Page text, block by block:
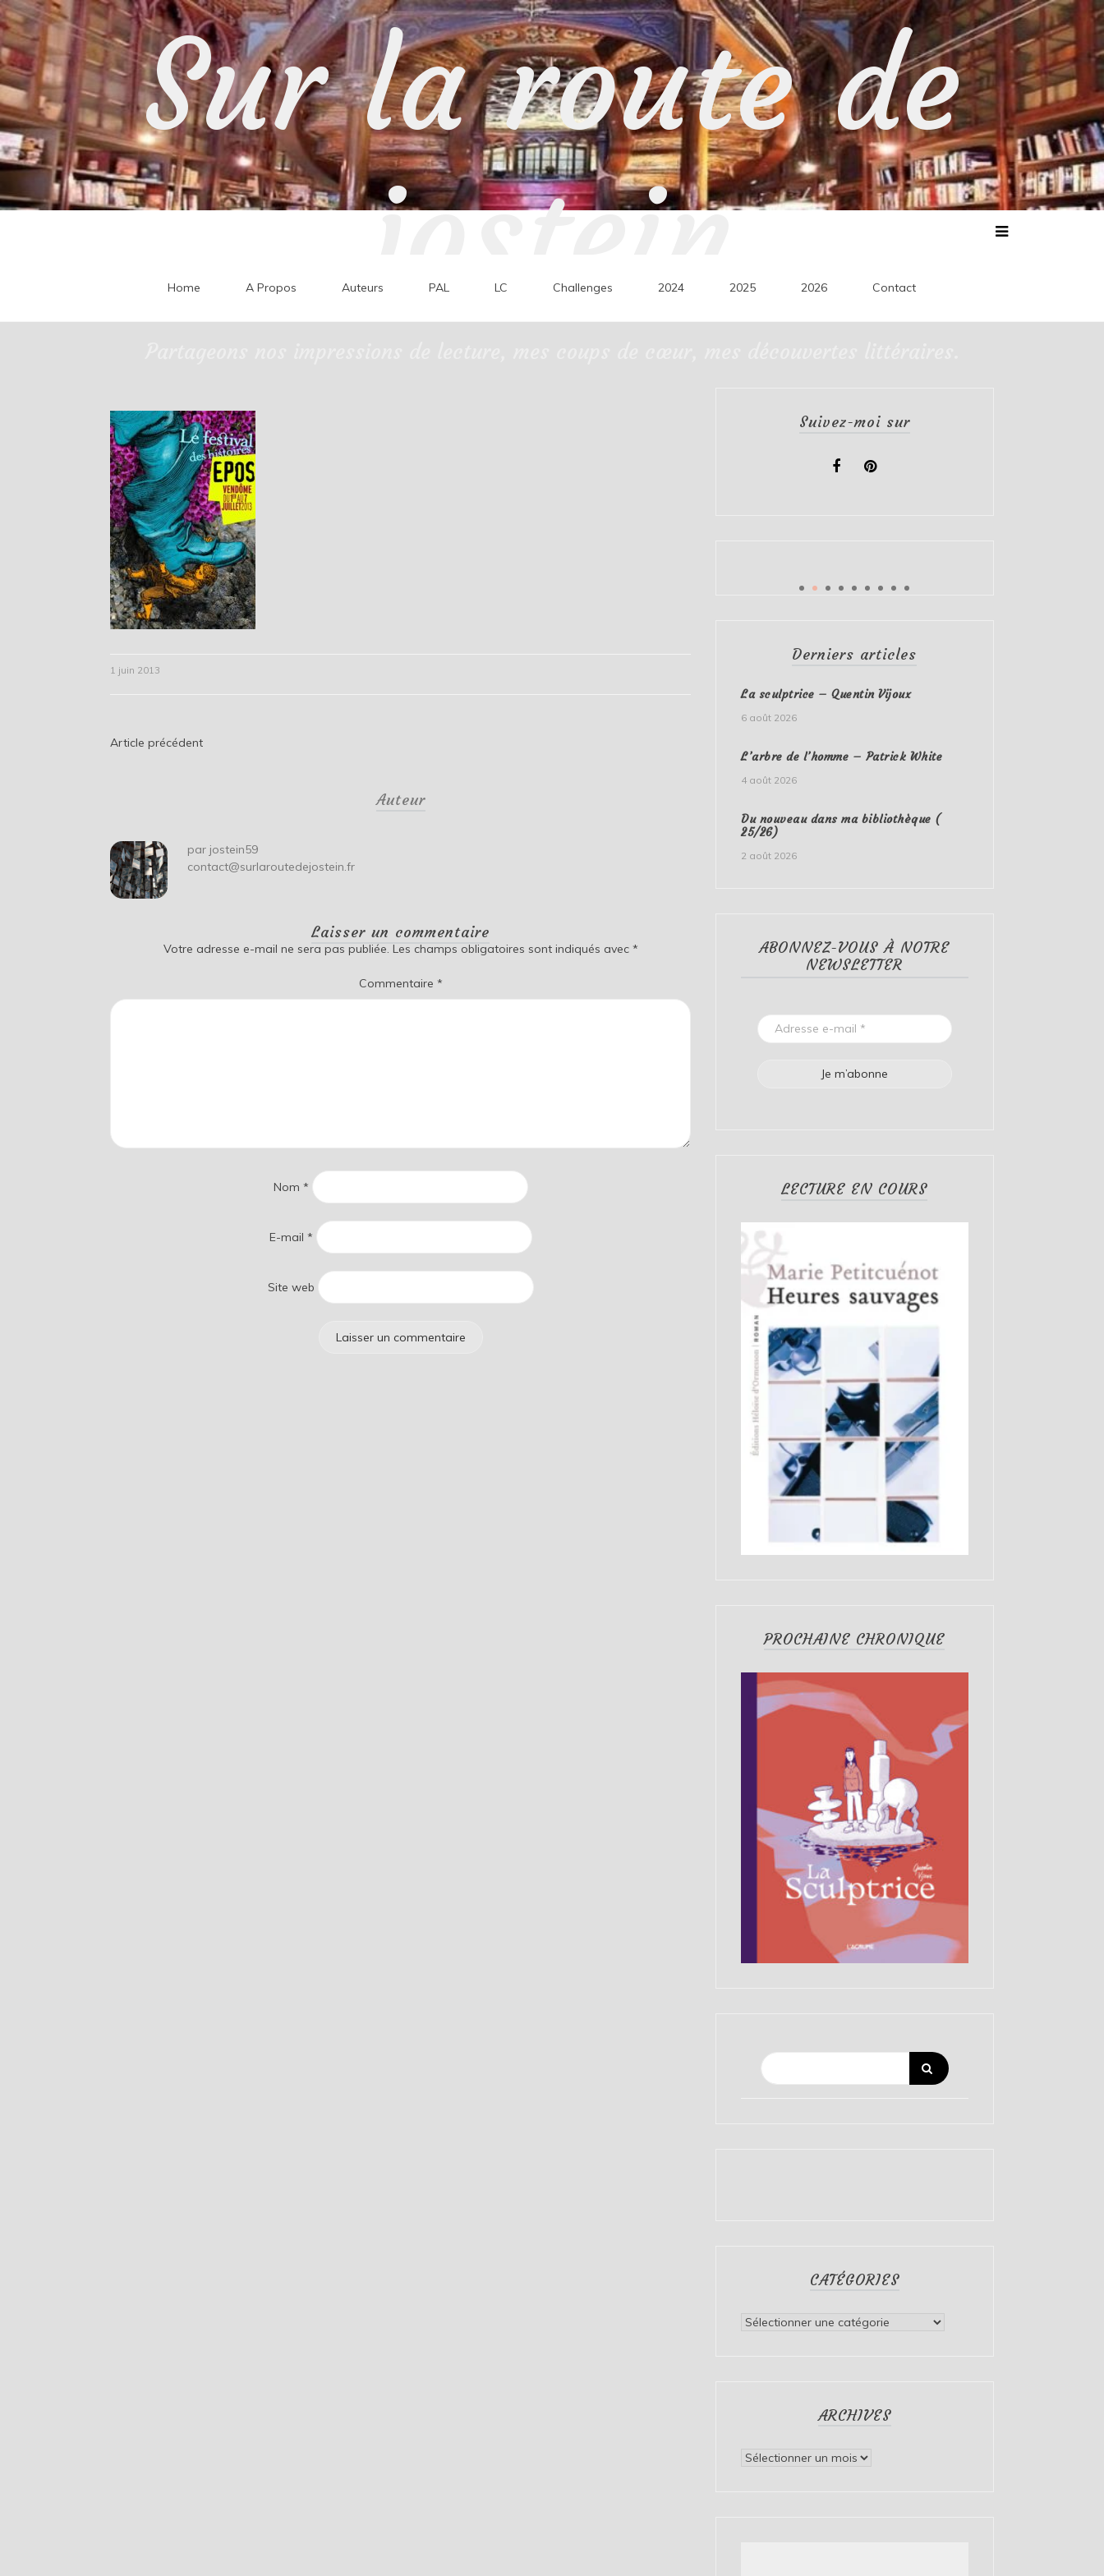
Skip
to
content
Sur la route de
jostein
Home A Propos Auteurs PAL LC Challenges 2024 2025 2026 Contact
1 juin 2013
Navigation
Article précédent
Auteur
par jostein59
contact@surlaroutedejostein.fr
Laisser un commentaire
Votre adresse e-mail ne sera pas publiée. Les champs obligatoires sont indiqués avec *
Commentaire *
Nom *
E-mail *
Site web
Suivez-moi sur
Derniers articles
La sculptrice – Quentin Vijoux
6 août 2026
L’arbre de l’homme – Patrick White
4 août 2026
Du nouveau dans ma bibliothèque (
25/26)
2 août 2026
ABONNEZ-VOUS À NOTRE
NEWSLETTER
LECTURE EN COURS
PROCHAINE CHRONIQUE
CATÉGORIES
Catégories
ARCHIVES
Archives